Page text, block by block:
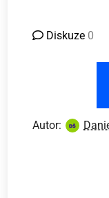
Diskuze 0
Autor: